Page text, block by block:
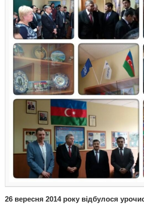
26 вересня 2014 року відбулося